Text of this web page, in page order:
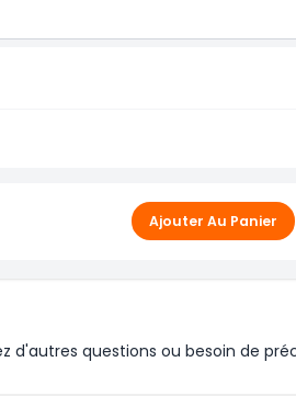
Ajouter Au Panier
d'autres questions ou besoin de